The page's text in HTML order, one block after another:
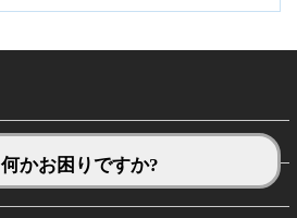
何かお困りですか?